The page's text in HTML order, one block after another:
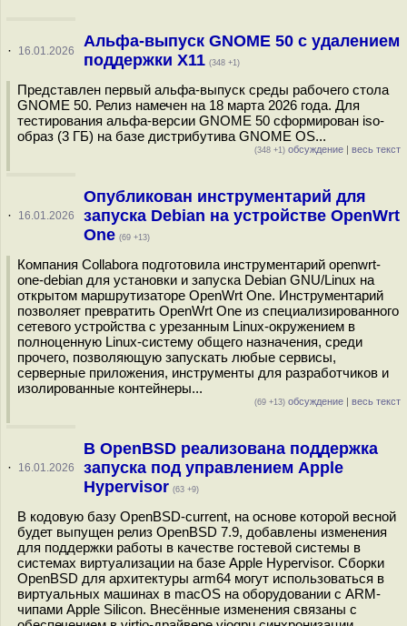
· 16.01.2026
Альфа-выпуск GNOME 50 с удалением
поддержки X11 (348 +1)
Представлен первый альфа-выпуск среды рабочего стола
GNOME 50. Релиз намечен на 18 марта 2026 года. Для
тестирования альфа-версии GNOME 50 сформирован iso-
образ (3 ГБ) на базе дистрибутива GNOME OS...
(348 +1) обсуждение | весь текст
· 16.01.2026
Опубликован инструментарий для
запуска Debian на устройстве OpenWrt
One (69 +13)
Компания Collabora подготовила инструментарий openwrt-
one-debian для установки и запуска Debian GNU/Linux на
открытом маршрутизаторе OpenWrt One. Инструментарий
позволяет превратить OpenWrt One из специализированного
сетевого устройства с урезанным Linux-окружением в
полноценную Linux-систему общего назначения, среди
прочего, позволяющую запускать любые сервисы,
серверные приложения, инструменты для разработчиков и
изолированные контейнеры...
(69 +13) обсуждение | весь текст
· 16.01.2026
В OpenBSD реализована поддержка
запуска под управлением Apple
Hypervisor (63 +9)
В кодовую базу OpenBSD-current, на основе которой весной
будет выпущен релиз OpenBSD 7.9, добавлены изменения
для поддержки работы в качестве гостевой системы в
системах виртуализации на базе Apple Hypervisor. Сборки
OpenBSD для архитектуры arm64 могут использоваться в
виртуальных машинах в macOS на оборудовании с ARM-
чипами Apple Silicon. Внесённые изменения связаны с